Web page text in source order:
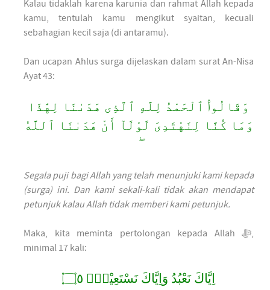
Kalau tidaklah karena karunia dan rahmat Allah kepada
kamu, tentulah kamu mengikut syaitan, kecuali
sebahagian kecil saja (di antaramu).
Dan ucapan Ahlus surga dijelaskan dalam surat An-Nisa
Ayat 43:
وَقَالُوا۟ ٱلْحَمْدُ لِلَّهِ ٱلَّذِى هَدَىٰنَا لِهَٰذَا
وَمَا كُنَّا لِنَهْتَدِىَ لَوْلَآ أَنْ هَدَىٰنَا ٱللَّهُ
Segala puji bagi Allah yang telah menunjuki kami kepada
(surga) ini. Dan kami sekali-kali tidak akan mendapat
petunjuk kalau Allah tidak memberi kami petunjuk.
Maka, kita meminta pertolongan kepada Allah ﷻ,
minimal 17 kali:
اِيَّاكَ نَعْبُدُ وَاِيَّاكَ نَسْتَعِيْنُۗ ۝٥